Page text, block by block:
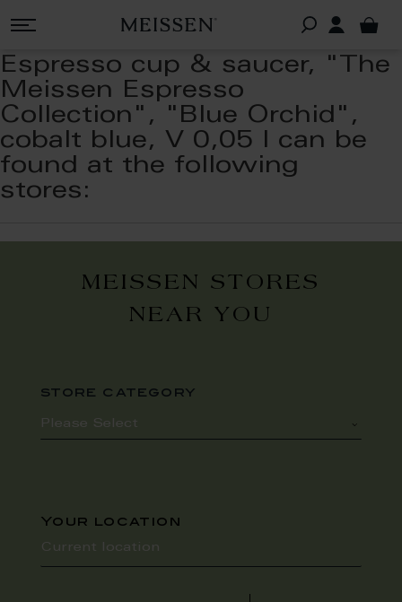
Espresso cup & saucer, "The
Meissen Espresso
Collection", "Blue Orchid",
cobalt blue, V 0,05 l can be
found at the following
stores:
MEISSEN STORES
NEAR YOU
store category
Your location